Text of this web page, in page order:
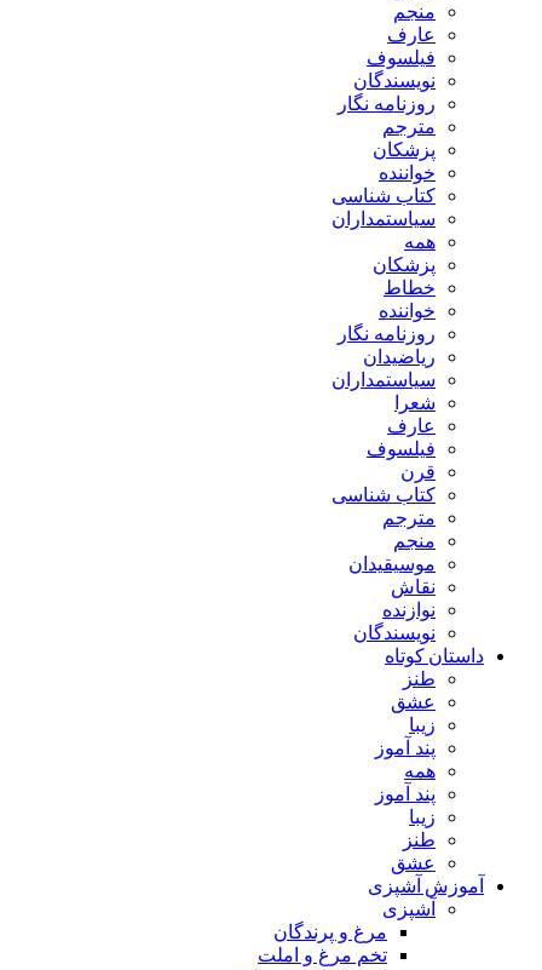
منجم
عارف
فیلسوف
نویسندگان
روزنامه نگار
مترجم
پزشکان
خواننده
کتاب شناسی
سیاستمداران
همه
پزشکان
خطاط
خواننده
روزنامه نگار
ریاضیدان
سیاستمداران
شعرا
عارف
فیلسوف
قرن
کتاب شناسی
مترجم
منجم
موسیقیدان
نقاش
نوازنده
نویسندگان
داستان کوتاه
طنز
عشق
زیبا
پند آموز
همه
پند آموز
زیبا
طنز
عشق
آموزش آشپزی
آشپزی
مرغ و پرندگان
تخم مرغ و املت